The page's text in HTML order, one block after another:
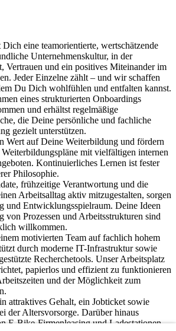
eine teamorientierte, wertschätzende
Unternehmenskultur, in der
Vertrauen und ein positives Miteinander im
Jeder Einzelne zählt – und wir schaffen
Du Dich wohlfühlen und entfalten kannst.
eines strukturierten Onboardings
und erhältst regelmäßige
die Deine persönliche und fachliche
gezielt unterstützen.
Wert auf Deine Weiterbildung und fördern
mit vielfältigen internen
Kontinuierliches Lernen ist fester
Philosophie.
frühzeitige Verantwortung und die
Arbeitsalltag aktiv mitzugestalten, sorgen
und Entwicklungsspielraum. Deine Ideen
von Prozessen und Arbeitsstrukturen sind
willkommen.
motivierten Team auf fachlich hohem
durch moderne IT-Infrastruktur sowie
Recherchetools. Unser Arbeitsplatz
papierlos und effizient zu funktionieren
und der Möglichkeit zum
attraktives Gehalt, ein Jobticket sowie
der Altersvorsorge. Darüber hinaus
E-Bike-Firmenleasing und Ladestationen